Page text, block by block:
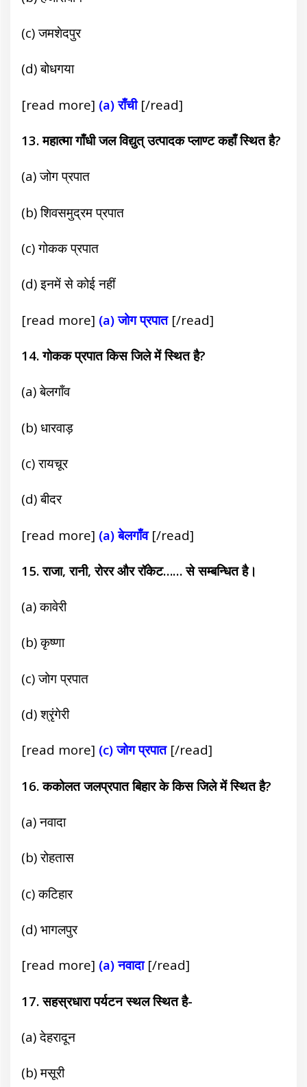
(c) जमशेदपुर
(d) बोधगया
[read more] (a) राँची[/read]
13. महात्मा गाँधी जल विद्युत् उत्पादक प्लाण्ट कहाँ स्थित है?
(a) जोग प्रपात
(b) शिवसमुद्रम प्रपात
(c) गोकक प्रपात
(d) इनमें से कोई नहीं
[read more] (a) जोग प्रपात[/read]
14. गोकक प्रपात किस जिले में स्थित है?
(a) बेलगाँव
(b) धारवाड़
(c) रायचूर
(d) बीदर
[read more] (a) बेलगाँव[/read]
15. राजा, रानी, रोरर और रॉकेट…… से सम्बन्धित है।
(a) कावेरी
(b) कृष्णा
(c) जोग प्रपात
(d) श्रृंगेरी
[read more] (c) जोग प्रपात[/read]
16. ककोलत जलप्रपात बिहार के किस जिले में स्थित है?
(a) नवादा
(b) रोहतास
(c) कटिहार
(d) भागलपुर
[read more] (a) नवादा[/read]
17. सहस्रधारा पर्यटन स्थल स्थित है-
(a) देहरादून
(b) मसूरी